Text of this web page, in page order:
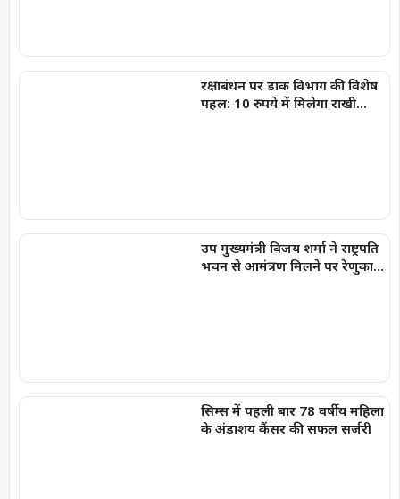
रक्षाबंधन पर डाक विभाग की विशेष
पहल: 10 रुपये में मिलेगा राखी
उप मुख्यमंत्री विजय शर्मा ने राष्ट्रपति
भवन से आमंत्रण मिलने पर रेणुका
सिम्स में पहली बार 78 वर्षीय महिला
के अंडाशय कैंसर की सफल सर्जरी